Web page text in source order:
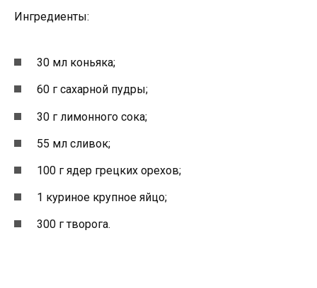
Ингредиенты:
30 мл коньяка;
60 г сахарной пудры;
30 г лимонного сока;
55 мл сливок;
100 г ядер грецких орехов;
1 куриное крупное яйцо;
300 г творога.